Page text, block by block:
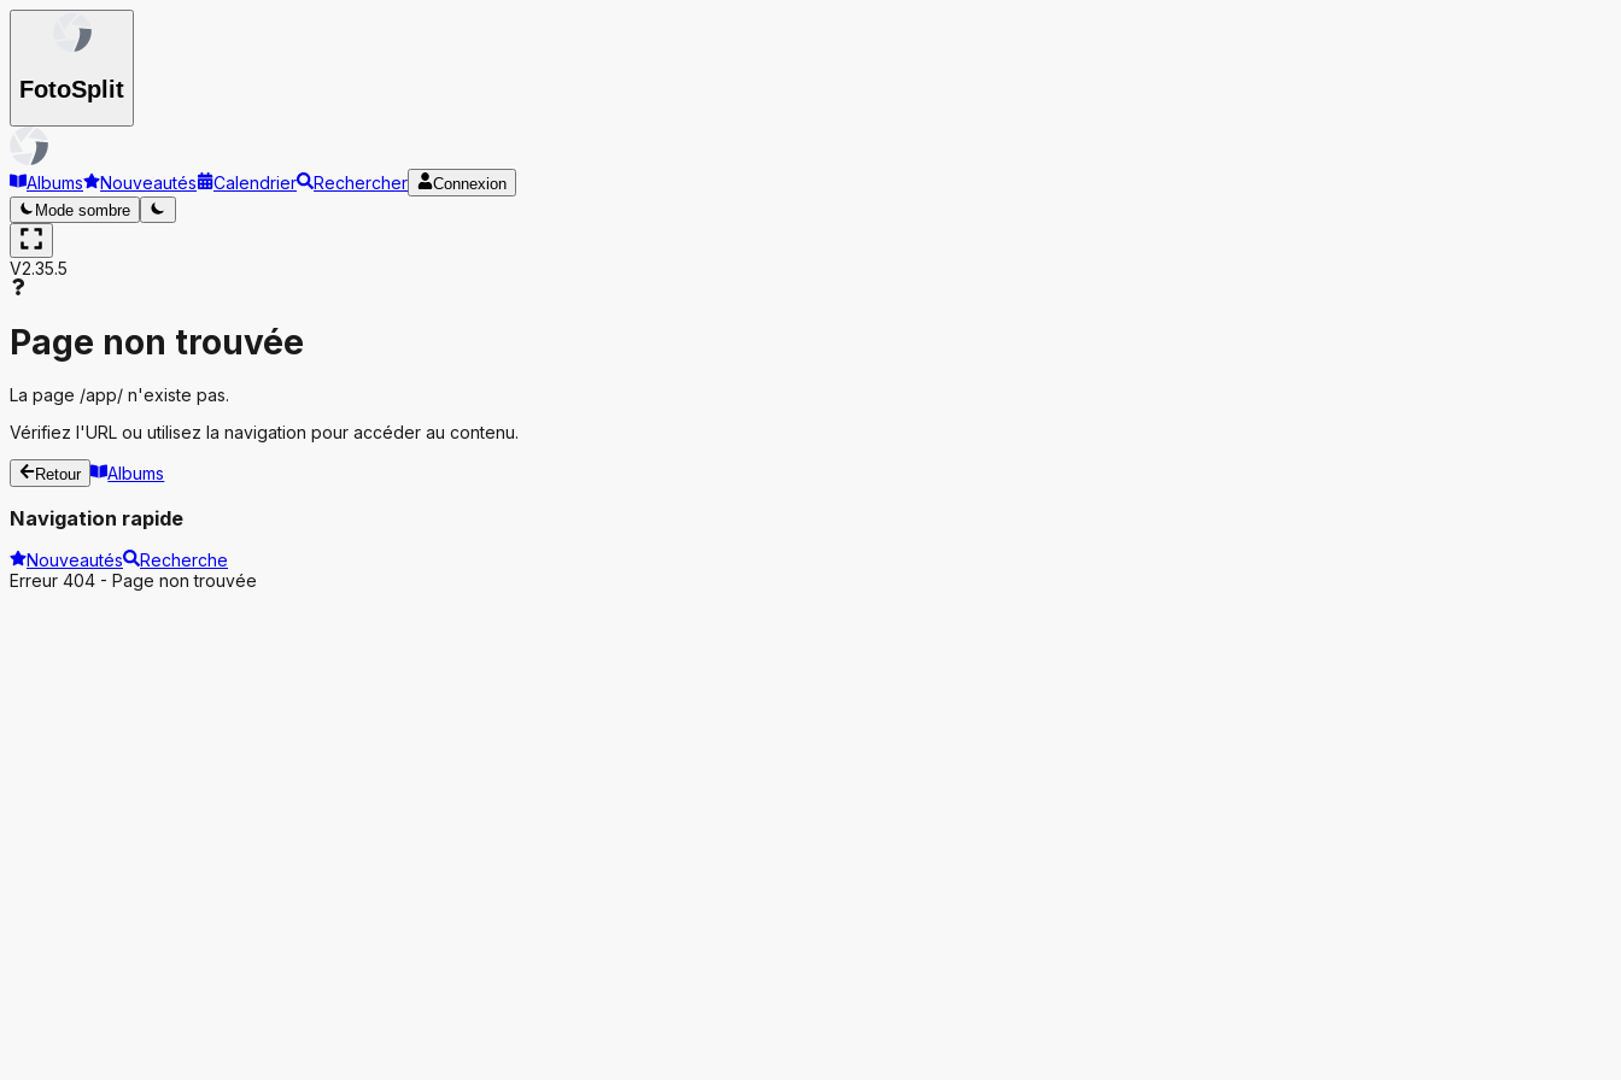
FotoSplit
Albums Nouveautés Calendrier Rechercher
Connexion
Mode sombre
V2.35.5
Page non trouvée
La page /app/ n'existe pas.
Vérifiez l'URL ou utilisez la navigation pour accéder au contenu.
Retour Albums
Navigation rapide
Nouveautés
Recherche
Erreur 404 - Page non trouvée